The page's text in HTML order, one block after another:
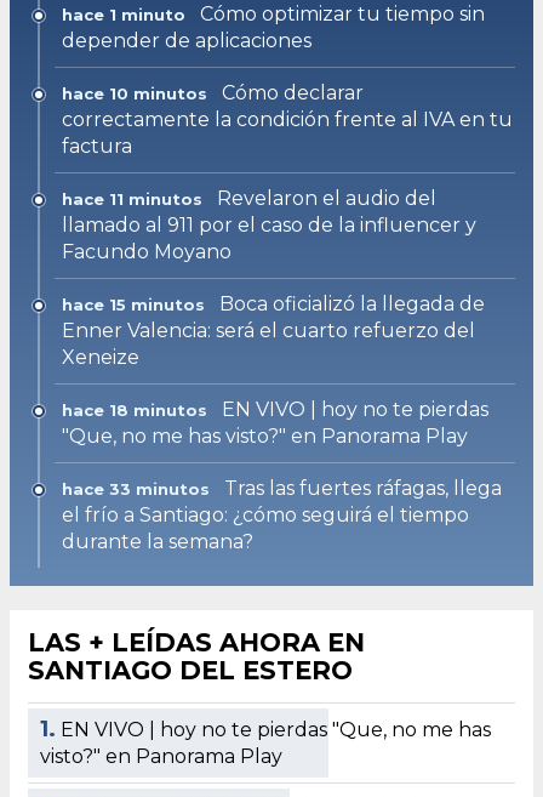
hace 1 minuto
Cómo optimizar tu tiempo sin
depender de aplicaciones
hace 10 minutos
Cómo declarar
correctamente la condición frente al IVA en tu
factura
hace 11 minutos
Revelaron el audio del
llamado al 911 por el caso de la influencer y
Facundo Moyano
hace 15 minutos
Boca oficializó la llegada de
Enner Valencia: será el cuarto refuerzo del
Xeneize
hace 18 minutos
EN VIVO | hoy no te pierdas
"Que, no me has visto?" en Panorama Play
hace 33 minutos
Tras las fuertes ráfagas, llega
el frío a Santiago: ¿cómo seguirá el tiempo
durante la semana?
LAS + LEÍDAS AHORA EN
SANTIAGO DEL ESTERO
1. EN VIVO | hoy no te pierdas "Que, no me has
visto?" en Panorama Play